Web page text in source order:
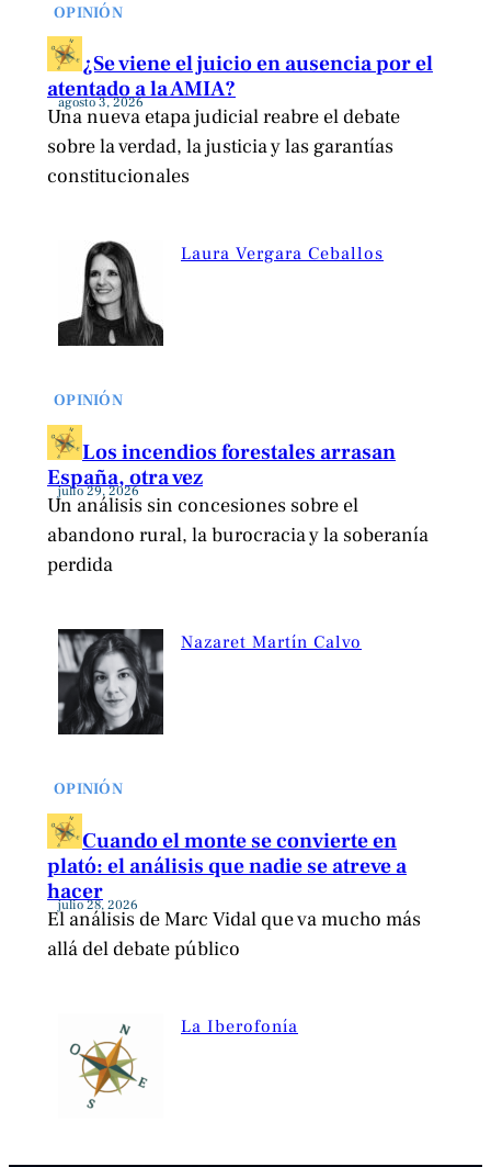
OPINIÓN
¿Se viene el juicio en ausencia por el
atentado a la AMIA?
agosto 3, 2026
Una nueva etapa judicial reabre el debate
sobre la verdad, la justicia y las garantías
constitucionales
Laura Vergara Ceballos
OPINIÓN
Los incendios forestales arrasan
España, otra vez
julio 29, 2026
Un análisis sin concesiones sobre el
abandono rural, la burocracia y la soberanía
perdida
Nazaret Martín Calvo
OPINIÓN
Cuando el monte se convierte en
plató: el análisis que nadie se atreve a
hacer
julio 28, 2026
El análisis de Marc Vidal que va mucho más
allá del debate público
La Iberofonía